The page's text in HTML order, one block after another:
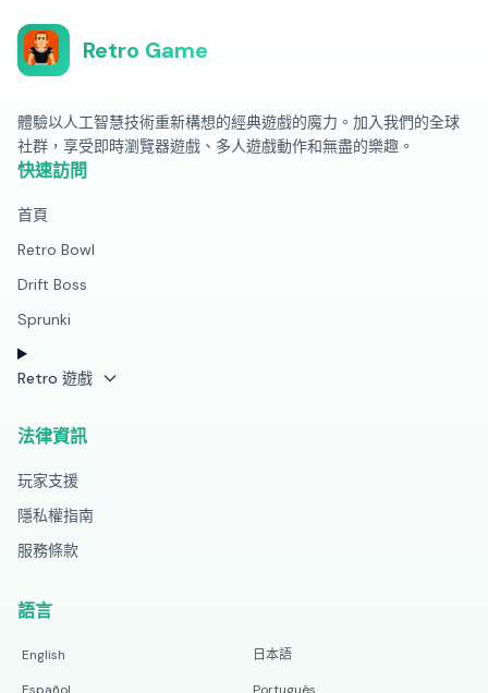
Retro Game
體驗以人工智慧技術重新構想的經典遊戲的魔力。加入我們的全球
社群，享受即時瀏覽器遊戲、多人遊戲動作和無盡的樂趣。
快速訪問
首頁
Retro Bowl
Drift Boss
Sprunki
Retro 遊戲
法律資訊
玩家支援
隱私權指南
服務條款
語言
English
日本語